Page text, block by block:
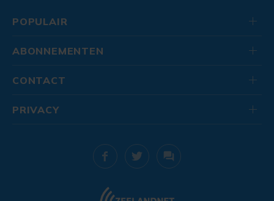
POPULAIR
ABONNEMENTEN
CONTACT
PRIVACY